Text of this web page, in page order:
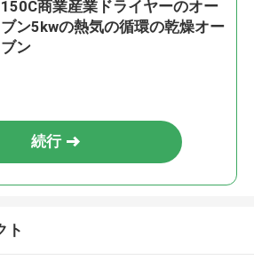
150C商業産業ドライヤーのオー
ブン5kwの熱気の循環の乾燥オー
ブン
続行
ト